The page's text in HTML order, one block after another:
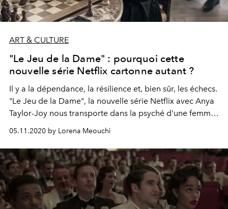
ART & CULTURE
"Le Jeu de la Dame" : pourquoi cette
nouvelle série Netflix cartonne autant ?
Il y a la dépendance, la résilience et, bien sûr, les échecs.
"Le Jeu de la Dame", la nouvelle série Netflix avec Anya
Taylor-Joy nous transporte dans la psyché d'une femme
05.11.2020 by Lorena Meouchi